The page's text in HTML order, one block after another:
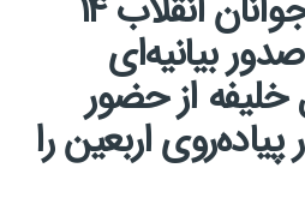
جنبش حامیان جوانان انقلاب ۱۴
بیانیه‌ای
از حضور
اربعین را